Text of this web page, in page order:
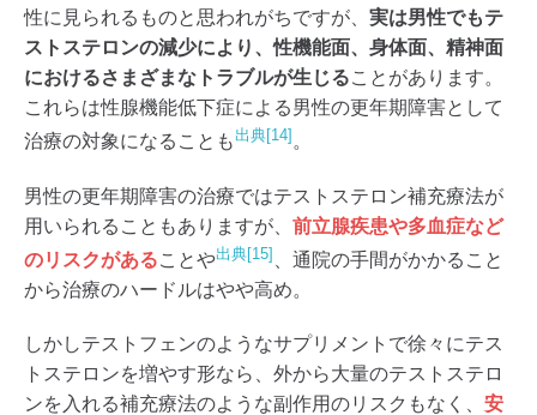
性に見られるものと思われがちですが、 実は男性でもテ
ストステロンの減少により、性機能面、身体面、精神面
におけるさまざまなトラブルが生じることがあります。
これらは性腺機能低下症による男性の更年期障害として
治療の対象になることも出典[14] 。
男性の更年期障害の治療ではテストステロン補充療法が
用いられることもありますが、 前立腺疾患や多血症など
のリスクがあることや出典[15]
、通院の手間がかかること
から治療のハードルはやや高め。
しかしテストフェンのようなサプリメントで徐々にテス
トステロンを増やす形なら、外から大量のテストステロ
ンを入れる補充療法のような副作用のリスクもなく、 安